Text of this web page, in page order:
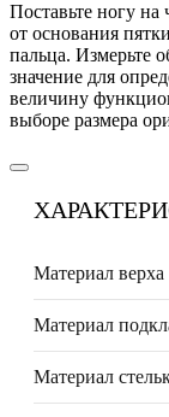
Поставьте ногу на
от основания
пальца. Измерьте
значение для
величину
выборе размера
Материал верха
Материал
Материал